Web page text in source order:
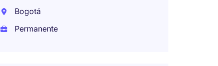
Bogotá
Permanente